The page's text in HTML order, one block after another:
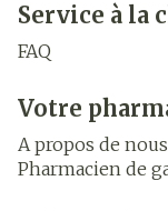
Service à la
FAQ
Votre
A propos de nous
Pharmacien de